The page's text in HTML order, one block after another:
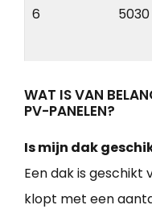
6 5030
WAT IS VAN
PV-PANELEN?
Is mijn dak
Een dak is geschikt
klopt met een